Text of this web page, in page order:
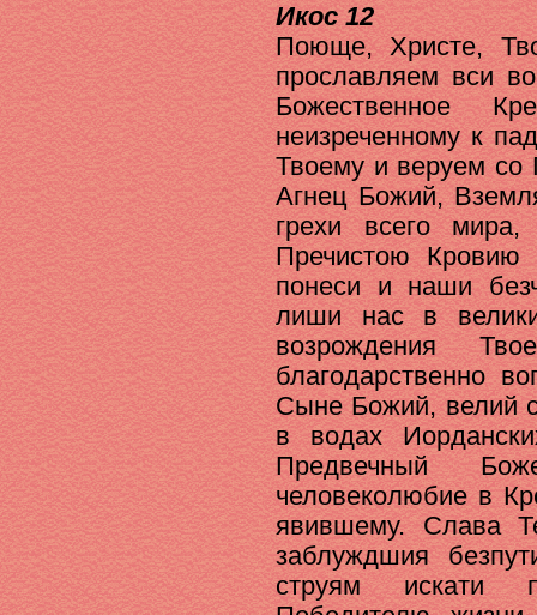
Икос 12
Поюще, Христе,
прославляем вси
Божественное
неизреченному к
Твоему и веруем
Агнец Божий,
грехи всего
Пречистою
понеси и наши
лиши нас в
возрождения
благодарственно
Сыне Божий, велий
в водах
Предвечный
человеколюбие в
явившему. Слава
заблуждшия
струям искати